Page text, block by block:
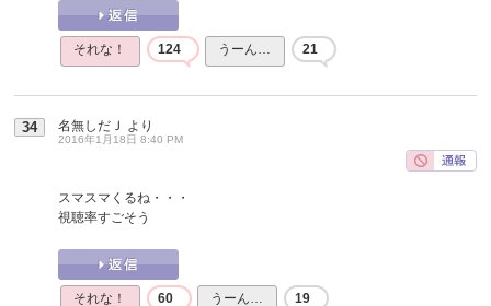
それな！ 124 うーん… 21
34 名無しだＪ より
2016年1月18日 8:40 PM
スマスマくるね・・・
視聴率すごそう
それな！ 60 うーん… 19